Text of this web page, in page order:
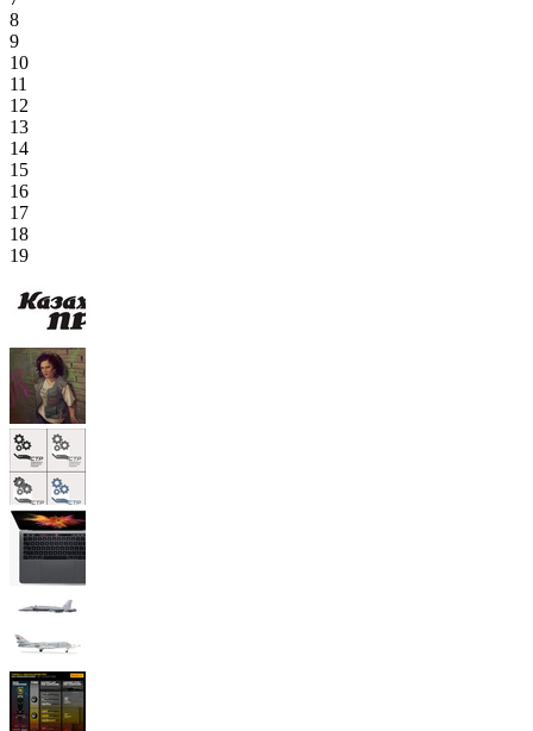
8
9
10
11
12
13
14
15
16
17
18
19